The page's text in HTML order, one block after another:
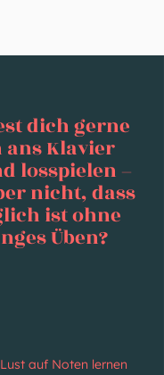
dich gerne
Klavier
losspielen –
nicht, dass
ist ohne
Üben?
auf Noten lernen